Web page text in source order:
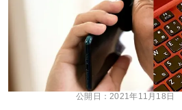
公開日：2021年11月18日